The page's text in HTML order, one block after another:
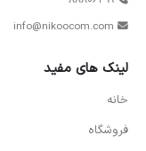
info@nikoocom.com
لینک های مفید
خانه
فروشگاه